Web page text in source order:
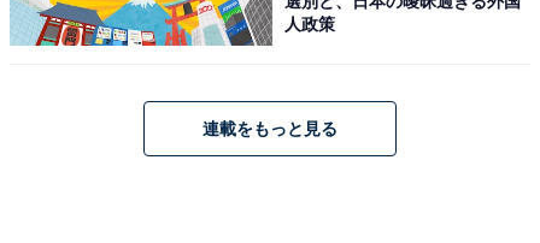
原鶴温泉 ほどあいの宿 六峰舘（画像：「原鶴温泉 ほどあいの宿 六峰舘」公
式Webサイトより）
位置する温泉宿です。名物は、硫黄泉と硫化水素の2つ
の泉質を併せ持つ「W美肌の湯」。4Fの「展望庭園露天
人政策
連載をもっと見る